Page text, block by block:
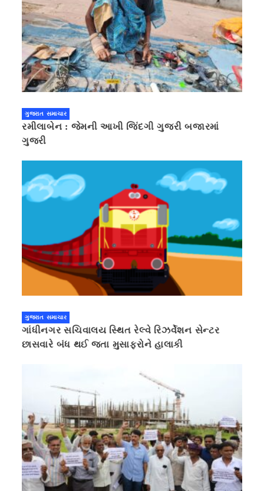
ગુજરાત સમાચાર
રમીલાબેન : જેમની આખી જિંદગી ગુજરી બજારમાં
ગુજરી
ગુજરાત સમાચાર
ગાંધીનગર સચિવાલય સ્થિત રેલ્વે રિઝર્વેશન સેન્ટર
છાસવારે બંધ થઈ જતા મુસાફરોને હાલાકી